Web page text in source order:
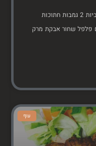
חומרים: תפוח אדמה קלוף וחתוך לקוביות 2 גמבות חתוכות
פלפל שחור אבקת מרק
עוף